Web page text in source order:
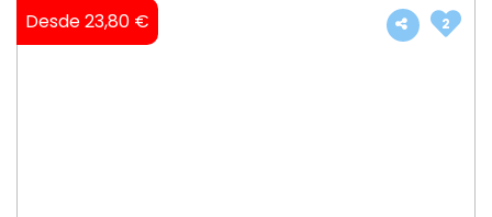
Desde 23,80 € 2